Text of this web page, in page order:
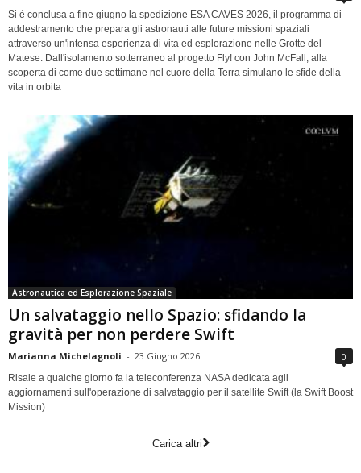
Si è conclusa a fine giugno la spedizione ESA CAVES 2026, il programma di
addestramento che prepara gli astronauti alle future missioni spaziali
attraverso un'intensa esperienza di vita ed esplorazione nelle Grotte del
Matese. Dall'isolamento sotterraneo al progetto Fly! con John McFall, alla
scoperta di come due settimane nel cuore della Terra simulano le sfide della
vita in orbita
Astronautica ed Esplorazione Spaziale
Un salvataggio nello Spazio: sfidando la
gravità per non perdere Swift
Marianna Michelagnoli - 23 Giugno 2026 0
Risale a qualche giorno fa la teleconferenza NASA dedicata agli
aggiornamenti sull'operazione di salvataggio per il satellite Swift (la Swift Boost
Mission)
Carica altri